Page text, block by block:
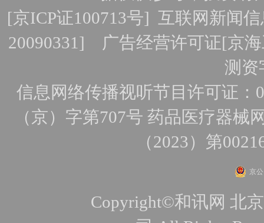
[京ICP证100713号]互联网新闻
20090331] 广告经营许可证[京
测资
信息网络传播视听节目许可证：
（京）字第707号 药品医疗器械
（2023）第
京
Copyright©和讯网 北